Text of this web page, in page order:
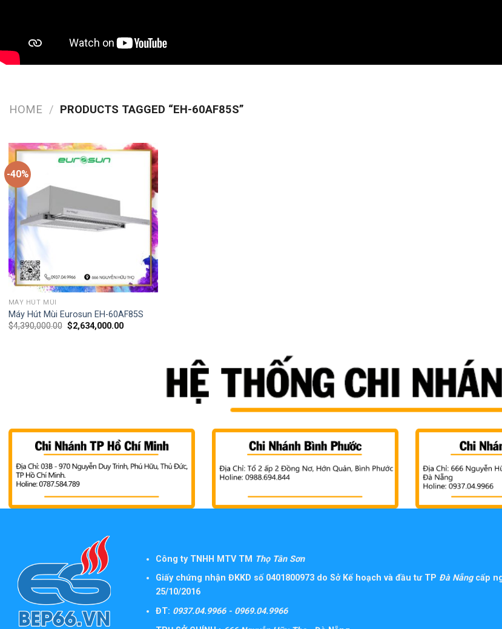
HOME / PRODUCTS TAGGED “EH-60AF85S”
-40%
MÁY HÚT MÙI
Máy Hút Mùi Eurosun EH-60AF85S
$4,390,000.00 $2,634,000.00
Công ty TNHH MTV TM Thọ Tân Sơn
Giấy chứng nhận ĐKKD số 0401800973 do Sở Kế hoạch và đầu tư TP Đà Nẵngcấp
25/10/2016
ĐT: 0937.04.9966 - 0969.04.9966